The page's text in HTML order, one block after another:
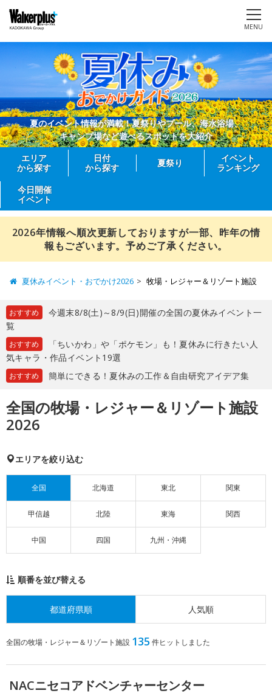
MENU
夏のイベント情報が満載！夏祭りやプール、海水浴場、
キャンプ場など遊べるスポットを大紹介
エリア
から探す
日付
から探す
夏祭り
イベント
ランキング
今日開催
イベント
2026年情報へ順次更新しておりますが一部、昨年の情
報もございます。予めご了承ください。
夏休みイベント・おでかけ2026 牧場・レジャー＆リゾート施設
おすすめ
今週末8/8(土)～8/9(日)開催の全国の夏休みイベント一
覧
おすすめ
「ちいかわ」や「ポケモン」も！夏休みに行きたい人
気キャラ・作品イベント19選
おすすめ 簡単にできる！夏休みの工作＆自由研究アイデア集
全国の牧場・レジャー＆リゾート施設
2026
エリアを絞り込む
全国 北海道 東北 関東
甲信越 北陸 東海 関西
中国 四国 九州・沖縄
順番を並び替える
都道府県順 人気順
全国の牧場・レジャー＆リゾート施設 135 件ヒットしました
NACニセコアドベンチャーセンター